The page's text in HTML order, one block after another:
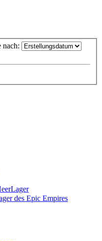
nach:
des Epic Empires